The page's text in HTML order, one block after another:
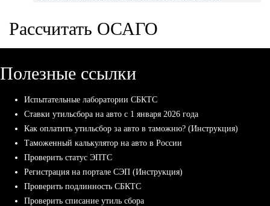
Рассчитать ОСАГО
Полезные ссылки
Испытательные лаборатории СБКТС
Ставки утильсбора на авто с 1 января 2026 года
Как оплатить утильсбор за авто в таможню? (Инструкция)
Таможенный калькулятор на авто в России
Проверить статус ЭПТС
Регистрация на портале СЭП (Инструкция)
Проверить подлинность СБКТС
Проверить списание утиль сбора